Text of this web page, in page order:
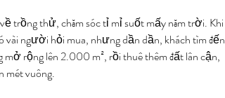
trồng thử, chăm sóc tỉ mỉ suốt mấy năm trời. Khi
vài người hỏi mua, nhưng dần dần, khách tìm đến
rộng lên 2.000 m², rồi thuê thêm đất lân cận,
mét vuông.